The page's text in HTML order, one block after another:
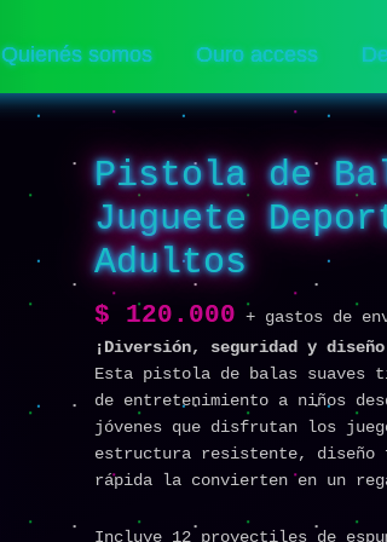
Quienés somos Ouro access
Pistola de
Juguete
Adultos
$ 120.000 + gastos de
¡Diversión, seguridad y
Esta pistola de balas suaves
de entretenimiento a niños
jóvenes que disfrutan los
estructura resistente, diseño
rápida la convierten en un
Incluye 12 proyectiles de
Pistola
de
Balas
Suaves
EVA
Juguete
Deportivo
para
Niños
y
Adultos
cantidad